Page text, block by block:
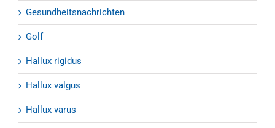
Gesundheitsnachrichten
Golf
Hallux rigidus
Hallux valgus
Hallux varus